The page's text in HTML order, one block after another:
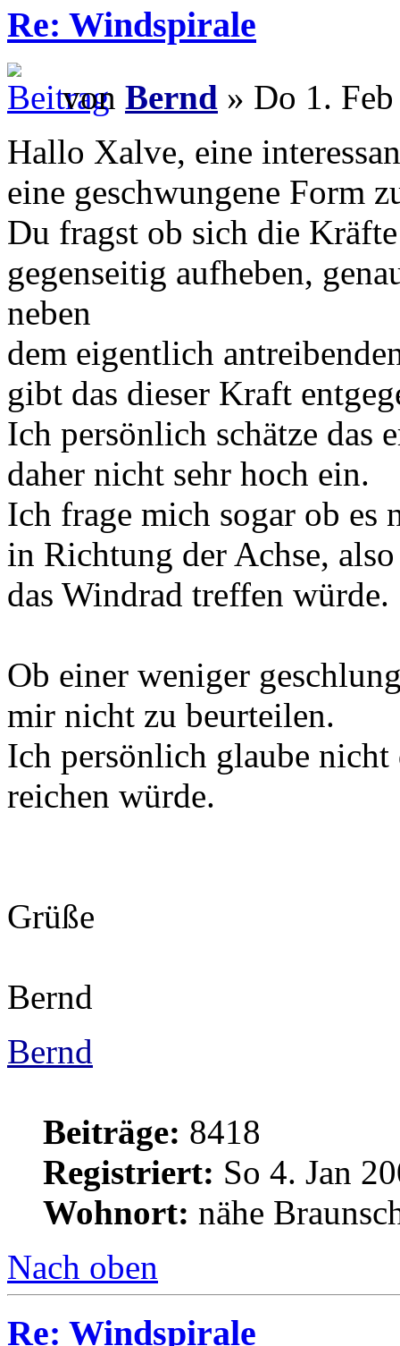
Re: Windspirale
von Bernd » Do 1.
Hallo Xalve, eine
eine geschwungene Form
Du fragst ob sich die
gegenseitig aufheben,
neben
dem eigentlich
gibt das dieser Kraft
Ich persönlich schätze das
daher nicht sehr hoch ein.
Ich frage mich sogar ob es
in Richtung der Achse,
das Windrad treffen würde.
Ob einer weniger
mir nicht zu beurteilen.
Ich persönlich glaube nicht
reichen würde.
Grüße
Bernd
Bernd
Beiträge: 8418
Registriert: So 4. Jan
Wohnort: nähe
Nach oben
Re: Windspirale